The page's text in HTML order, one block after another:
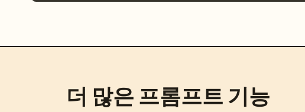
더 많은 프롬프트 기능